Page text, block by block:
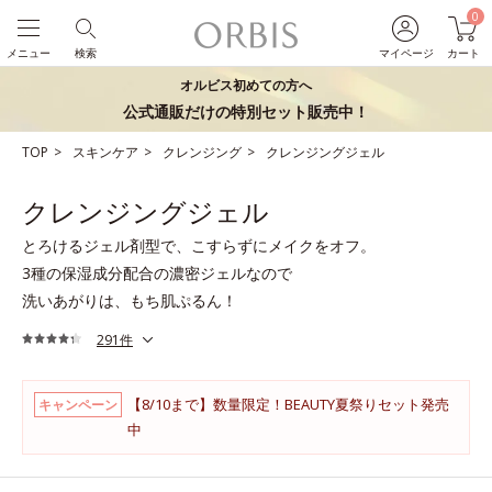
マイページ
0
カート
検索
メニュー
オルビス初めての方へ
公式通販だけの特別セット販売中！
TOP スキンケア クレンジング クレンジングジェル
クレンジングジェル
とろけるジェル剤型で、こすらずにメイクをオフ。
3種の保湿成分配合の濃密ジェルなので
洗いあがりは、もち肌ぷるん！
291件
キャンペーン
【8/10まで】数量限定！BEAUTY夏祭りセット発売
中